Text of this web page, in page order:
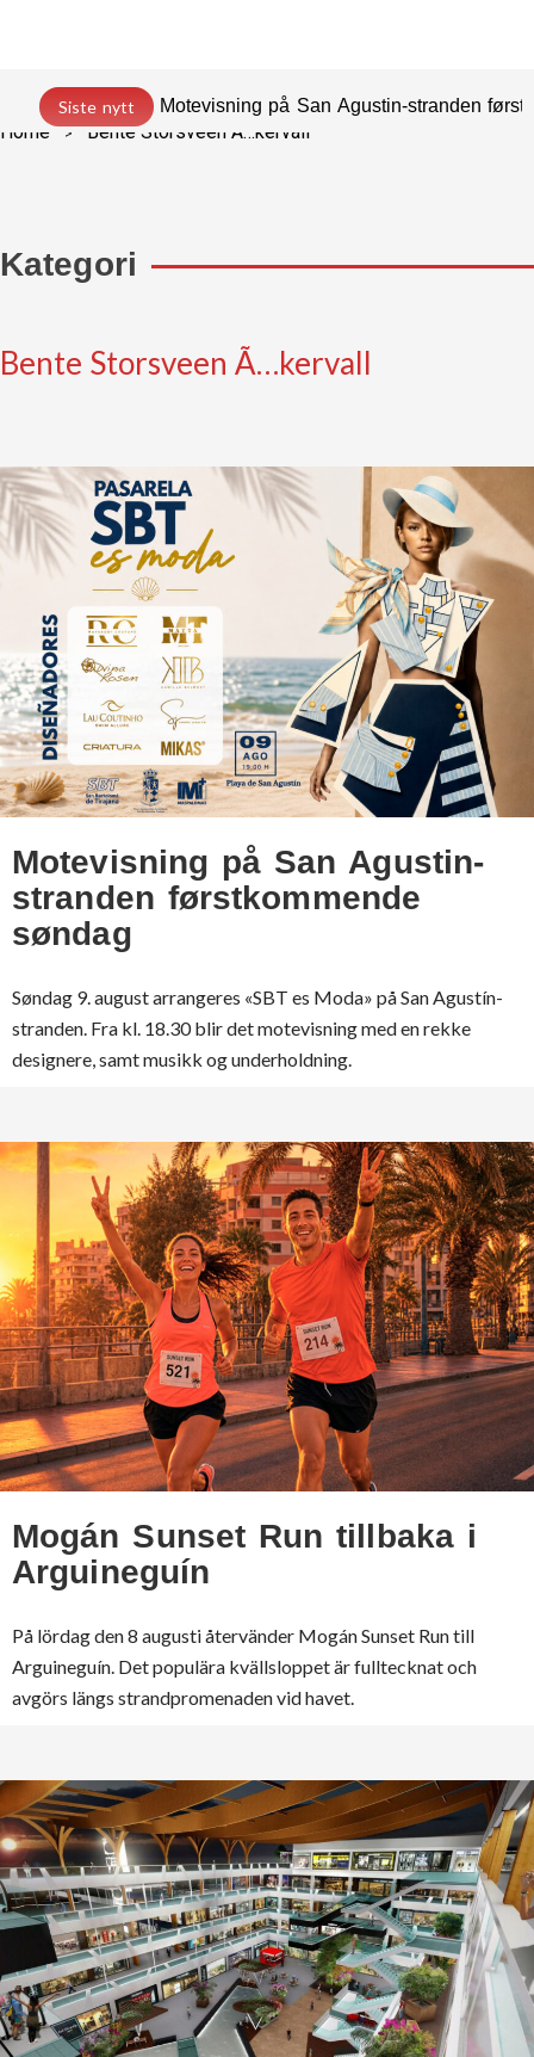
Siste nytt Motevisning på San Agustin-stranden
Home Bente Storsveen Ã…kervall
Kategori
Bente Storsveen Ã…kervall
Motevisning på San Agustin-
stranden førstkommende
søndag
Søndag 9. august arrangeres «SBT es Moda» på San Agustín-
stranden. Fra kl. 18.30 blir det motevisning med en rekke
designere, samt musikk og underholdning.
Mogán Sunset Run tillbaka i
Arguineguín
På lördag den 8 augusti återvänder Mogán Sunset Run till
Arguineguín. Det populära kvällsloppet är fulltecknat och
avgörs längs strandpromenaden vid havet.